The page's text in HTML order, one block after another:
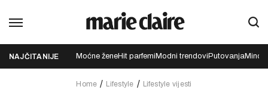
NAJČITANIJE Moćne ženeHit parfemi Modni trendovi Putovanja
Home Lifestyle Lifestyle vijesti